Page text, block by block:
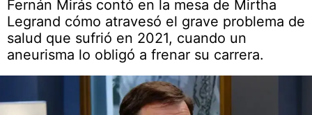
Fernán Mirás contó en la mesa de Mirtha
Legrand cómo atravesó el grave problema de
salud que sufrió en 2021, cuando un
aneurisma lo obligó a frenar su carrera.